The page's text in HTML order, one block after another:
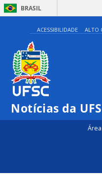
BRASIL
ACESSIBILIDADE ALTO
Notícias da